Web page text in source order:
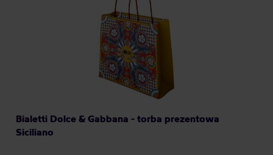
Bialetti Dolce & Gabbana - torba prezentowa
Siciliano